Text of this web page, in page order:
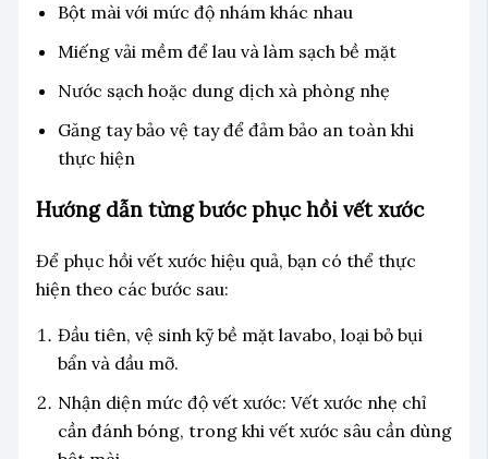
Bột mài với mức độ nhám khác nhau
Miếng vải mềm để lau và làm sạch bề mặt
Nước sạch hoặc dung dịch xà phòng nhẹ
Găng tay bảo vệ tay để đảm bảo an toàn khi
thực hiện
Hướng dẫn từng bước phục hồi vết xước
Để phục hồi vết xước hiệu quả, bạn có thể thực
hiện theo các bước sau:
Đầu tiên, vệ sinh kỹ bề mặt lavabo, loại bỏ bụi
bẩn và dầu mỡ.
Nhận diện mức độ vết xước: Vết xước nhẹ chỉ
cần đánh bóng, trong khi vết xước sâu cần dùng